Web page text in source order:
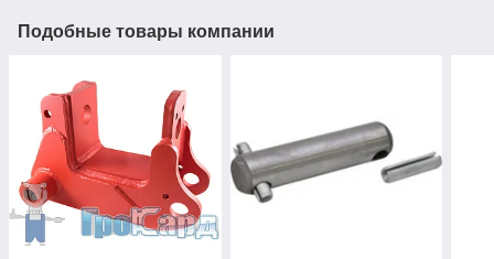
Подобные товары компании